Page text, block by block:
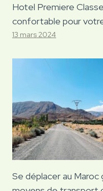
Hotel Premiere
confortable pour
13 mars 2024
Se déplacer au